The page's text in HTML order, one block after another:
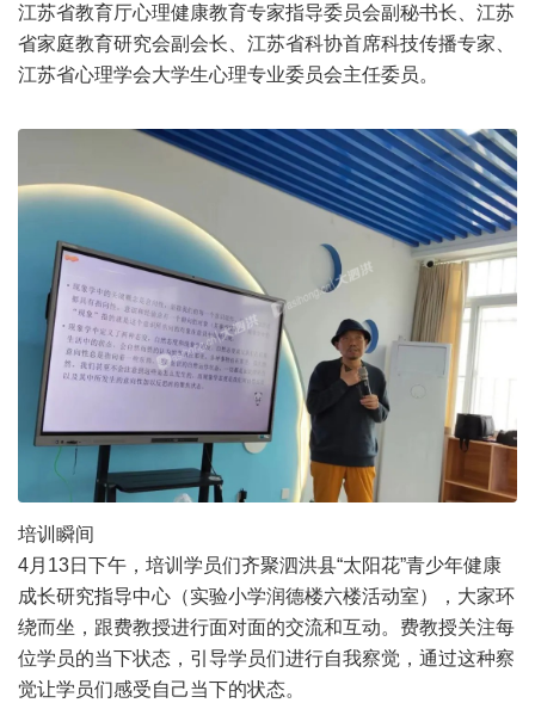
江苏省教育厅心理健康教育专家指导委员会副秘书长、江苏
省家庭教育研究会副会长、江苏省科协首席科技传播专家、
江苏省心理学会大学生心理专业委员会主任委员。
培训瞬间
4月13日下午，培训学员们齐聚泗洪县“太阳花”青少年健康
成长研究指导中心（实验小学润德楼六楼活动室），大家环
绕而坐，跟费教授进行面对面的交流和互动。费教授关注每
位学员的当下状态，引导学员们进行自我察觉，通过这种察
觉让学员们感受自己当下的状态。